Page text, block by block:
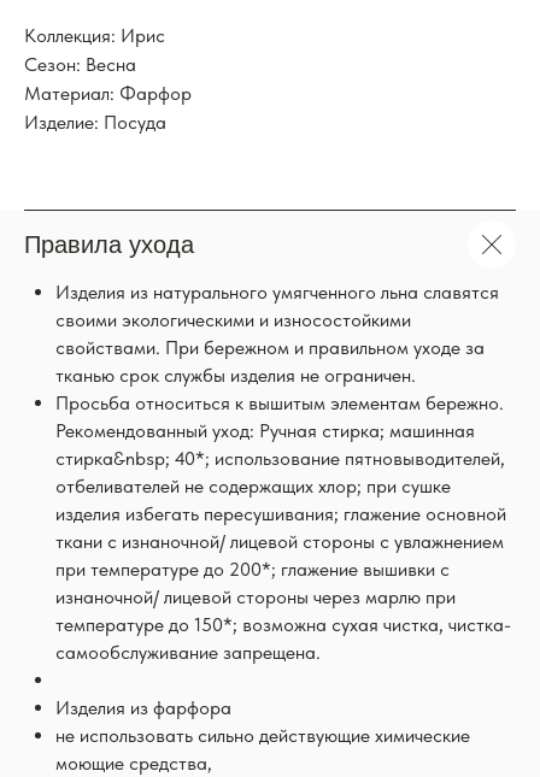
Коллекция: Ирис
Сезон: Весна
Материал: Фарфор
Изделие: Посуда
Правила ухода
Изделия из натурального умягченного льна славятся
своими экологическими и износостойкими
свойствами. При бережном и правильном уходе за
тканью срок службы изделия не ограничен.
Просьба относиться к вышитым элементам бережно.
Рекомендованный уход: Ручная стирка; машинная
стирка&nbsp; 40*; использование пятновыводителей,
отбеливателей не содержащих хлор; при сушке
изделия избегать пересушивания; глажение основной
ткани с изнаночной/ лицевой стороны с увлажнением
при температуре до 200*; глажение вышивки с
изнаночной/ лицевой стороны через марлю при
температуре до 150*; возможна сухая чистка, чистка-
самообслуживание запрещена.
Изделия из фарфора
не использовать сильно действующие химические
моющие средства,